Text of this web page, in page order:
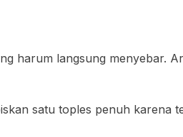
harum langsung menyebar.
satu toples penuh karena